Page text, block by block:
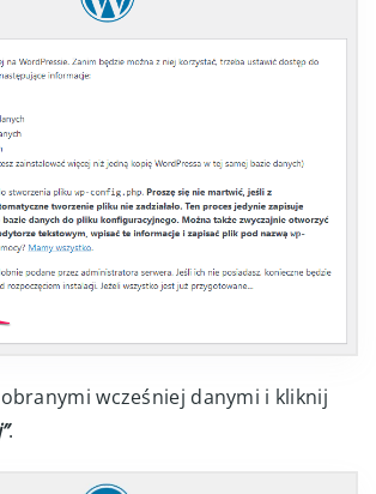
wcześniej danymi i kliknij
.